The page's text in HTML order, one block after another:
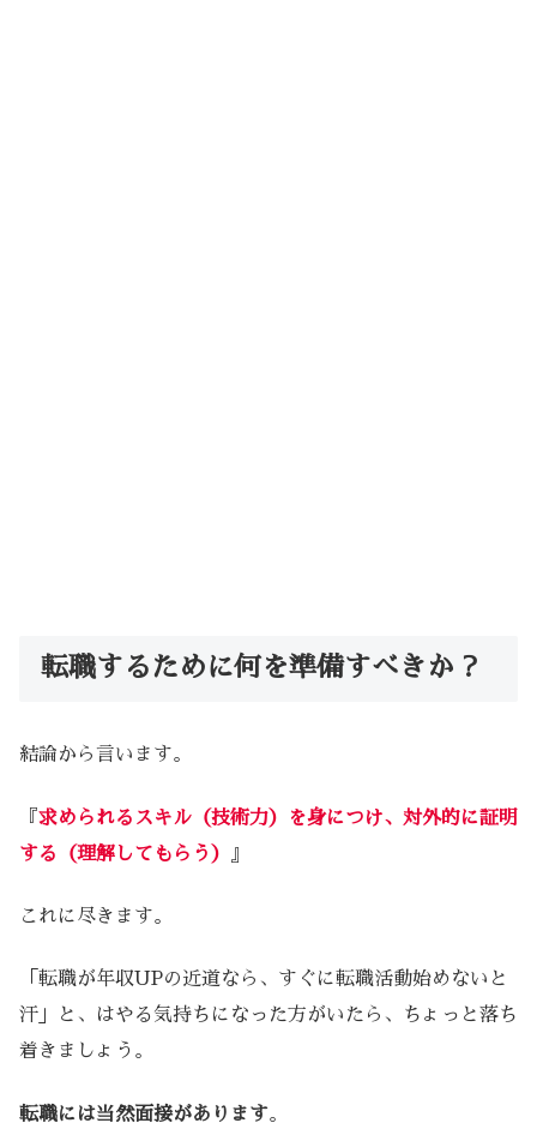
転職するために何を準備すべきか？
結論から言います。
『求められる スキル （技術力）を身につけ、対外的に証明
する（理解してもらう）
』
これに尽きます。
「転職が年収UPの近道なら、すぐに転職活動始めないと
汗」と、はやる気持ちになった方がいたら、ちょっと落ち
着きましょう。
転職には当然面接があります。